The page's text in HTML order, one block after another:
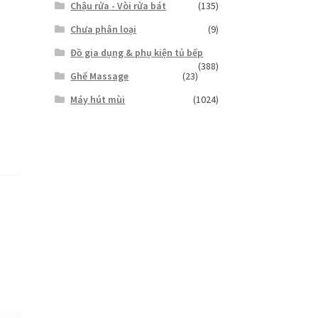
Chậu rửa - Vòi rửa bát
(135)
Chưa phân loại
(9)
Đồ gia dụng & phụ kiện tủ bếp
(388)
Ghế Massage
(23)
Máy hút mùi
(1024)